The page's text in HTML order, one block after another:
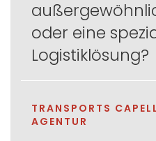
oder eine
Logistiklösung?
TRANSPORTS
AGENTUR